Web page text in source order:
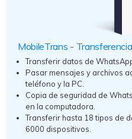
MobileTrans -
Transferir datos de
Pasar mensajes y archivos
teléfono y la PC.
Copia de seguridad de
en la computadora.
Transferir hasta 18 tipos de
6000 dispositivos.